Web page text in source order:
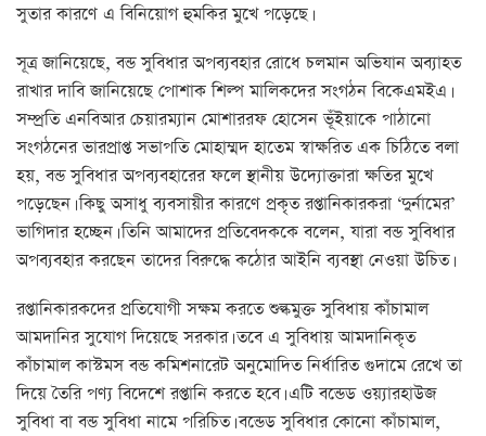
সুতার কারণে এ বিনিয়োগ হুমকির মুখে পড়েছে।
সূত্র জানিয়েছে, বন্ড সুবিধার অপব্যবহার রোধে চলমান অভিযান অব্যাহত
রাখার দাবি জানিয়েছে পোশাক শিল্প মালিকদের সংগঠন বিকেএমইএ।
সম্প্রতি এনবিআর চেয়ারম্যান মোশাররফ হোসেন ভূঁইয়াকে পাঠানো
সংগঠনের ভারপ্রাপ্ত সভাপতি মোহাম্মদ হাতেম স্বাক্ষরিত এক চিঠিতে বলা
হয়, বন্ড সুবিধার অপব্যবহারের ফলে স্থানীয় উদ্যোক্তারা ক্ষতির মুখে
পড়েছেন। কিছু অসাধু ব্যবসায়ীর কারণে প্রকৃত রপ্তানিকারকরা ‘দুর্নামের’
ভাগিদার হচ্ছেন। তিনি আমাদের প্রতিবেদককে বলেন, যারা বন্ড সুবিধার
অপব্যবহার করছেন তাদের বিরুদ্ধে কঠোর আইনি ব্যবস্থা নেওয়া উচিত।
রপ্তানিকারকদের প্রতিযোগী সক্ষম করতে শুল্কমুক্ত সুবিধায় কাঁচামাল
আমদানির সুযোগ দিয়েছে সরকার। তবে এ সুবিধায় আমদানিকৃত
কাঁচামাল কাস্টমস বন্ড কমিশনারেট অনুমোদিত নির্ধারিত গুদামে রেখে তা
দিয়ে তৈরি পণ্য বিদেশে রপ্তানি করতে হবে। এটি বন্ডেড ওয়্যারহাউজ
সুবিধা বা বন্ড সুবিধা নামে পরিচিত। বন্ডেড সুবিধার কোনো কাঁচামাল,